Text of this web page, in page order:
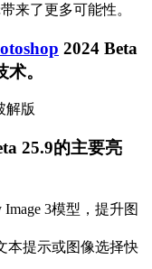
了更多可能性。
2024 Beta
。
25.9的主要亮
3模型，提升图
文本提示或图像选择快